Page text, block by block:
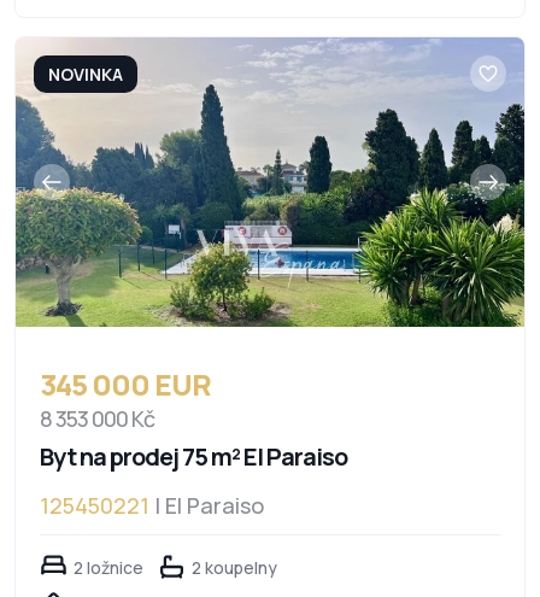
NOVINKA
345 000 EUR
8 353 000 Kč
Byt na prodej 75 m² El Paraiso
125450221 | El Paraiso
2 ložnice
2 koupelny